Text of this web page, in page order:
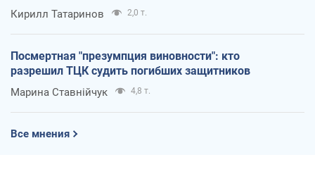
Кирилл Татаринов 2,0 т.
Посмертная "презумпция виновности": кто
разрешил ТЦК судить погибших защитников
Марина Ставнійчук 4,8 т.
Все мнения